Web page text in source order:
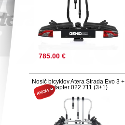
785.00 €
Nosič bicyklov Atera Strada Evo 3 +
adapter 022 711 (3+1)